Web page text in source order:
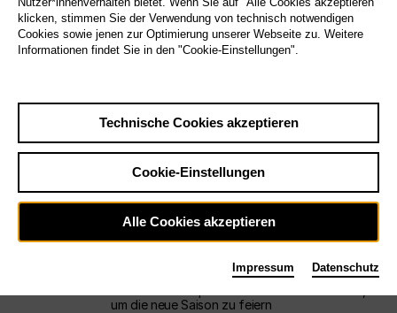
Sa29.8.
Großes Haus
12:00 Eröffnungswochenende
um die neue Saison zu feiern
klicken, stimmen Sie der Verwendung von technisch notwendigen
Cookies sowie jenen zur Optimierung unserer Webseite zu. Weitere
Informationen findet Sie in den "Cookie-Einstellungen".
Technische Cookies akzeptieren
Cookie-Einstellungen
Alle Cookies akzeptieren
Impressum Datenschutz